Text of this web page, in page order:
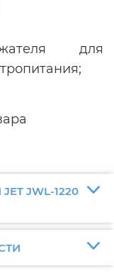
для
JWL-1220